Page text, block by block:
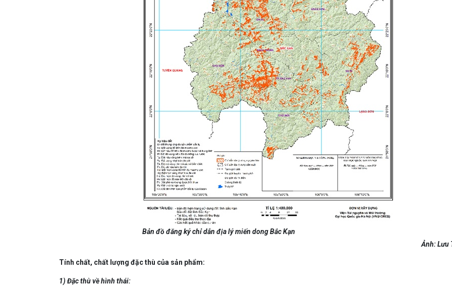
Bản đồ đăng ký chỉ dẫn địa lý miến dong Bắc Kạn
Ảnh: Lưu
Tính chất, chất lượng đặc thù của sản phẩm:
1) Đặc thù về hình thái: